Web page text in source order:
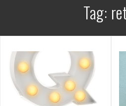
Tag: